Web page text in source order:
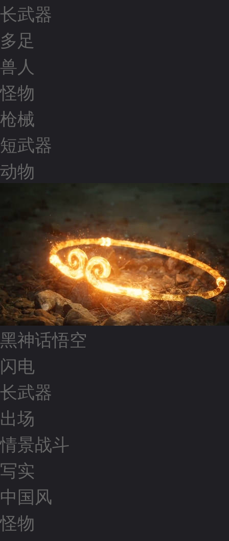
长武器
多足
兽人
怪物
枪械
短武器
动物
黑神话悟空
闪电
长武器
出场
情景战斗
写实
中国风
怪物